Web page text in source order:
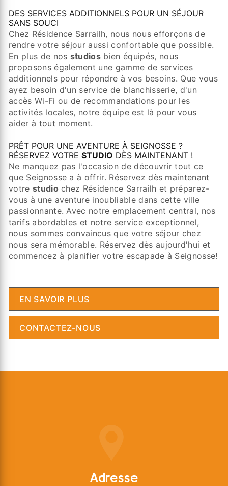
DES SERVICES ADDITIONNELS POUR UN SÉJOUR
SANS SOUCI
Chez Résidence Sarrailh, nous nous efforçons de
rendre votre séjour aussi confortable que possible.
En plus de nos studios bien équipés, nous
proposons également une gamme de services
additionnels pour répondre à vos besoins. Que vous
ayez besoin d'un service de blanchisserie, d'un
accès Wi-Fi ou de recommandations pour les
activités locales, notre équipe est là pour vous
aider à tout moment.
PRÊT POUR UNE AVENTURE À SEIGNOSSE ?
RÉSERVEZ VOTRE STUDIO DÈS MAINTENANT !
Ne manquez pas l'occasion de découvrir tout ce
que Seignosse a à offrir. Réservez dès maintenant
votre studiochez Résidence Sarrailh et préparez-
vous à une aventure inoubliable dans cette ville
passionnante. Avec notre emplacement central, nos
tarifs abordables et notre service exceptionnel,
nous sommes convaincus que votre séjour chez
nous sera mémorable. Réservez dès aujourd'hui et
commencez à planifier votre escapade à Seignosse!
EN SAVOIR PLUS
CONTACTEZ-NOUS
Adresse